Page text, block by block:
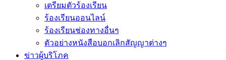
เตรียมตัวร้องเรียน
ร้องเรียนออนไลน์
ร้องเรียนช่องทางอื่นๆ
ตัวอย่างหนังสือบอกเลิกสัญญาต่างๆ
ข่าวผู้บริโภค